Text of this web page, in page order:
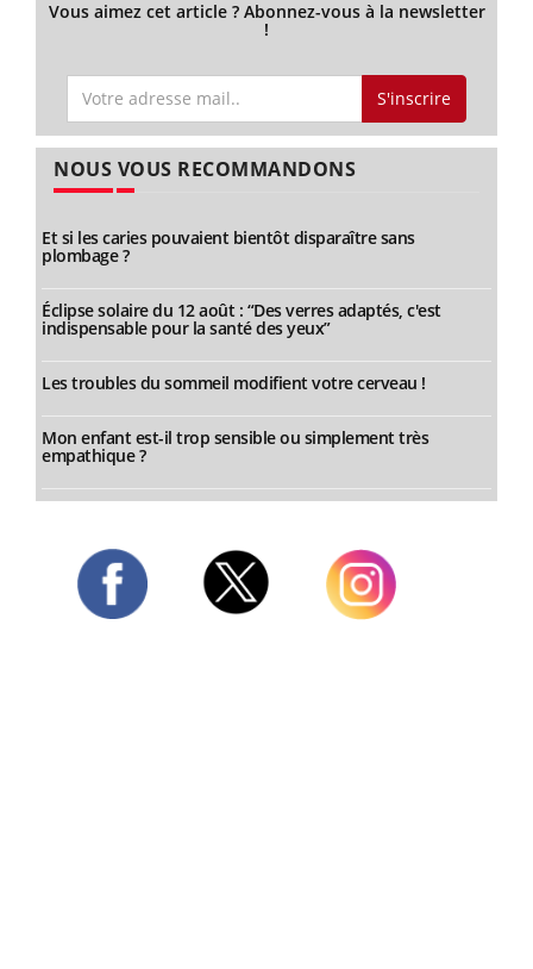
Vous aimez cet article ? Abonnez-vous à la newsletter
!
S'inscrire
NOUS VOUS RECOMMANDONS
Et si les caries pouvaient bientôt disparaître sans
plombage ?
Éclipse solaire du 12 août : “Des verres adaptés, c'est
indispensable pour la santé des yeux”
Les troubles du sommeil modifient votre cerveau !
Mon enfant est-il trop sensible ou simplement très
empathique ?